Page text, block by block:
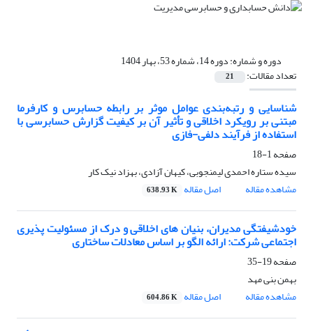
دوره و شماره:دوره 14، شماره 53، بهار 1404
تعداد مقالات: 21
شناسایی و رتبه‌بندی عوامل موثر بر رابطه حسابرس و کارفرما
مبتنی بر رویکرد اخلاقی و تأثیر آن بر کیفیت گزارش حسابرسی با
استفاده از فرآیند دلفی-فازی
صفحه1-18
سیده ستاره احمدی لیمنجوبی، کیهان آزادی، بهزاد نیک کار
مشاهده مقاله
اصل مقاله 638.93 K
خودشیفتگی مدیران، بنیان های اخلاقی و درک از مسئولیت پذیری
اجتماعی شرکت: ارائه الگو بر اساس معادلات ساختاری
صفحه19-35
بهمن بنی مهد
مشاهده مقاله
اصل مقاله 604.86 K